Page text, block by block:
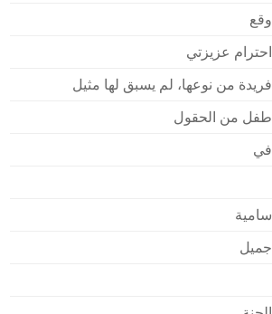
وقع
احترام عزيزتي
فريدة من نوعها، لم يسبق لها مثيل
طفل من الحقول
في
سامية
جميل